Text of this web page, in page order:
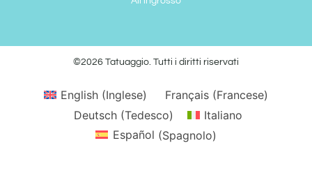
©2026 Tatuaggio. Tutti i diritti riservati
English (Inglese) Français (Francese)
Deutsch (Tedesco)
Italiano
Español (Spagnolo)